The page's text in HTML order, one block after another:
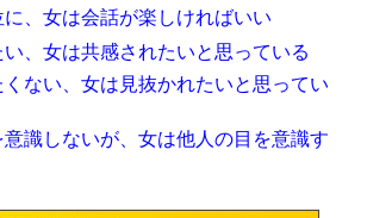
、女は会話が楽しければいい
、女は共感されたいと思っている
ない、女は見抜かれたいと思ってい
識しないが、女は他人の目を意識す